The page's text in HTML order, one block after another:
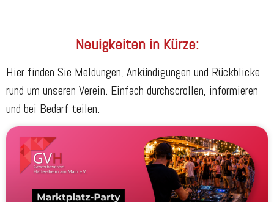
Neuigkeiten in Kürze:
Hier finden Sie Meldungen, Ankündigungen und Rückblicke
rund um unseren Verein. Einfach durchscrollen, informieren
und bei Bedarf teilen.